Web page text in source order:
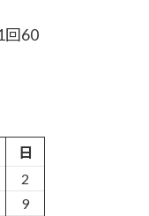
回60
日
2
9